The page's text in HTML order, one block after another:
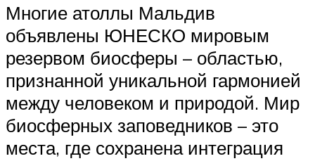
Многие атоллы Мальдив
объявлены ЮНЕСКО мировым
резервом биосферы – областью,
признанной уникальной гармонией
между человеком и природой. Мир
биосферных заповедников – это
места, где сохранена интеграция